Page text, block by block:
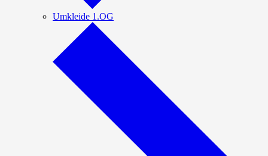
Umkleide 1.OG